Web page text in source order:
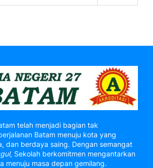
telah menjadi bagian tak
Batam menuju kota yang
dan berdaya saing. Dengan semangat
, Sekolah berkomitmen mengantarkan
menuju masa depan gemilang.